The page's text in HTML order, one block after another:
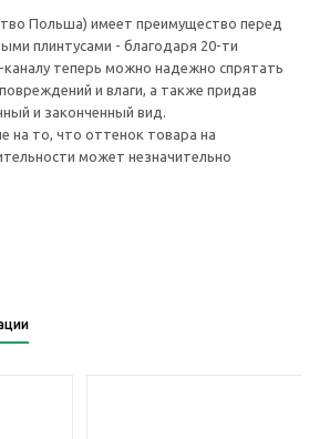
Польша) имеет преимущество перед
плинтусами - благодаря 20-ти
теперь можно надежно спрятать
и влаги, а также придав
и законченный вид.
на то, что оттенок товара на
может незначительно